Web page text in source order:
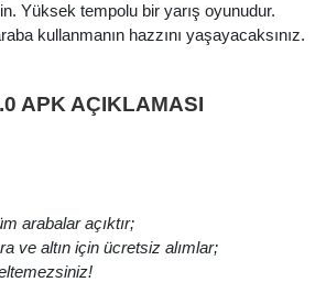
Yüksek tempolu bir yarış oyunudur.
kullanmanın hazzını yaşayacaksınız.
APK AÇIKLAMASI
arabalar açıktır;
ve altın için ücretsiz alımlar;